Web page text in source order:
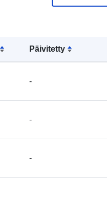
Päivitetty
-
-
-